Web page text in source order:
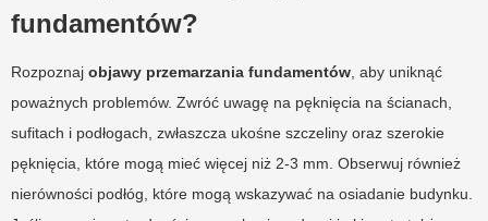
fundamentów?
Rozpoznaj objawy przemarzania fundamentów , aby uniknąć
poważnych problemów. Zwróć uwagę na pęknięcia na ścianach,
sufitach i podłogach, zwłaszcza ukośne szczeliny oraz szerokie
pęknięcia, które mogą mieć więcej niż 2-3 mm. Obserwuj również
nierówności podłóg, które mogą wskazywać na osiadanie budynku.